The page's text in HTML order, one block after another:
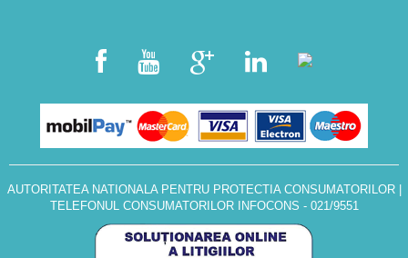
AUTORITATEA NATIONALA PENTRU PROTECTIA CONSUMATORILOR|
TELEFONUL CONSUMATORILOR INFOCONS - 021/9551